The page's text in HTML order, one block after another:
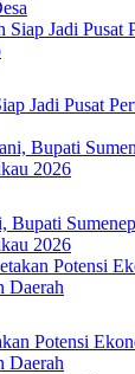
Jadi Pusat
Bupati
2026
Potensi
Daerah